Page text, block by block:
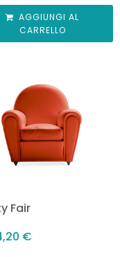
AGGIUNGI AL
CARRELLO
Fair
€